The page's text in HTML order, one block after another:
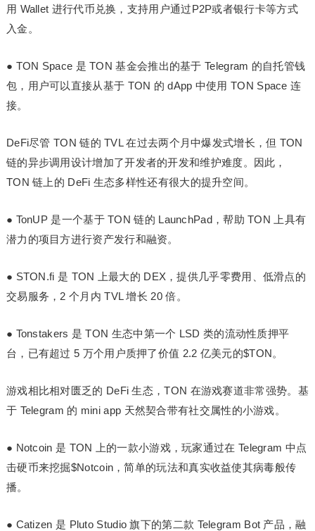
用 Wallet 进行代币兑换，支持用户通过P2P或者银行卡等方式
入金。
● TON Space 是 TON 基金会推出的基于 Telegram 的自托管钱
包，用户可以直接从基于 TON 的 dApp 中使用 TON Space 连
接。
DeFi尽管 TON 链的 TVL 在过去两个月中爆发式增长，但 TON
链的异步调用设计增加了开发者的开发和维护难度。因此，
TON 链上的 DeFi 生态多样性还有很大的提升空间。
● TonUP 是一个基于 TON 链的 LaunchPad，帮助 TON 上具有
潜力的项目方进行资产发行和融资。
● STON.fi 是 TON 上最大的 DEX，提供几乎零费用、低滑点的
交易服务，2 个月内 TVL 增长 20 倍。
● Tonstakers 是 TON 生态中第一个 LSD 类的流动性质押平
台，已有超过 5 万个用户质押了价值 2.2 亿美元的$TON。
游戏相比相对匮乏的 DeFi 生态，TON 在游戏赛道非常强势。基
于 Telegram 的 mini app 天然契合带有社交属性的小游戏。
● Notcoin 是 TON 上的一款小游戏，玩家通过在 Telegram 中点
击硬币来挖掘$Notcoin，简单的玩法和真实收益使其病毒般传
播。
● Catizen 是 Pluto Studio 旗下的第二款 Telegram Bot 产品，融